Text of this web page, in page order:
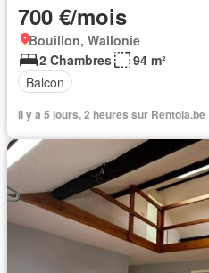
700 €/mois
Bouillon, Wallonie
2 Chambres
94 m²
Balcon
Il y a 5 jours, 2 heures sur Rentola.be